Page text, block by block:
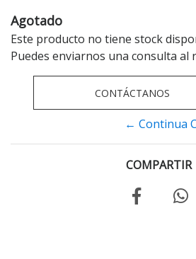
Agotado
Este producto no tiene stock
Puedes enviarnos una consulta al
CONTÁCTANOS
← Continua
COMPARTIR